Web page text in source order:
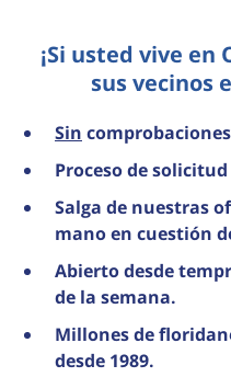
¡Si usted vive en
sus vecinos
Sin
Proceso de
Salga de nuestras
mano en cuestión
Abierto desde
de la semana.
Millones de
desde 1989.